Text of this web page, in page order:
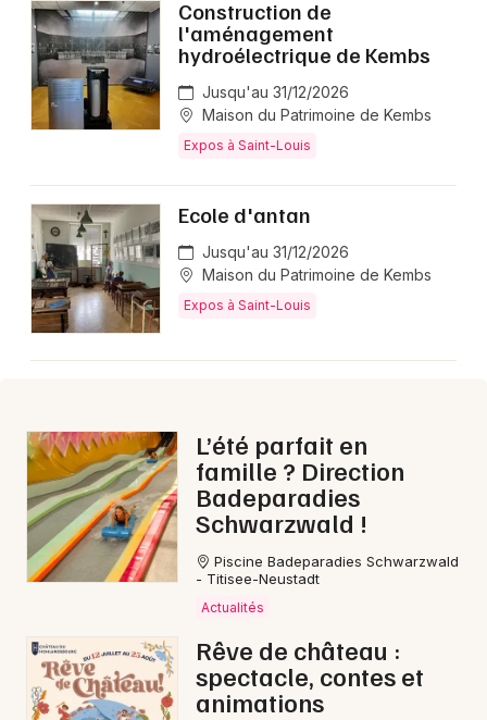
Construction de
l'aménagement
hydroélectrique de Kembs
Jusqu'au 31/12/2026
Maison du Patrimoine de Kembs
Expos à Saint-Louis
Ecole d'antan
Jusqu'au 31/12/2026
Maison du Patrimoine de Kembs
Expos à Saint-Louis
L’été parfait en
famille ? Direction
Badeparadies
Schwarzwald !
Piscine Badeparadies Schwarzwald
- Titisee-Neustadt
Actualités
Rêve de château :
spectacle, contes et
animations